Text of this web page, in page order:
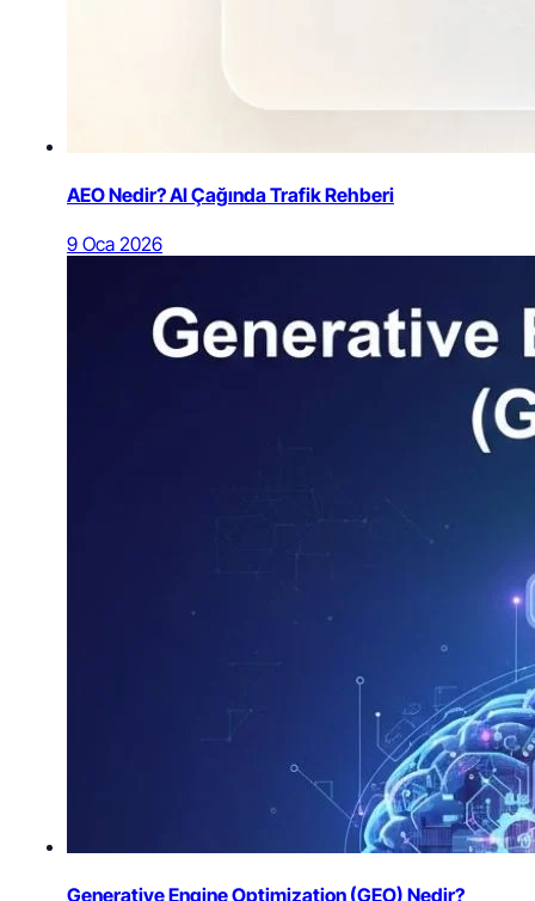
AEO Nedir? AI Çağında Trafik Rehberi
9 Oca 2026
Generative Engine Optimization (GEO) Nedir?